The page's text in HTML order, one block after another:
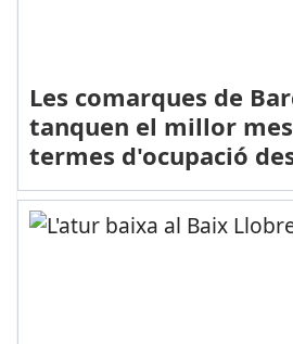
Les comarques de
tanquen el millor
termes d'ocupació